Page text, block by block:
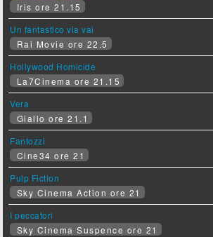
Iris ore 21.15
Un fantastico via vai
Rai Movie ore 22.5
Hollywood Homicide
La7Cinema ore 21.15
Vera
Giallo ore 21.1
Fantozzi
Cine34 ore 21
Pulp Fiction
Sky Cinema Action ore 21
I peccatori
Sky Cinema Suspence ore 21